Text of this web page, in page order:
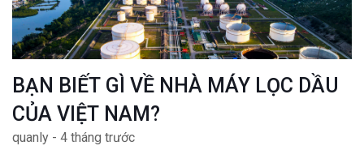
BẠN BIẾT GÌ VỀ NHÀ MÁY LỌC DẦU
CỦA VIỆT NAM?
quanly - 4 tháng trước